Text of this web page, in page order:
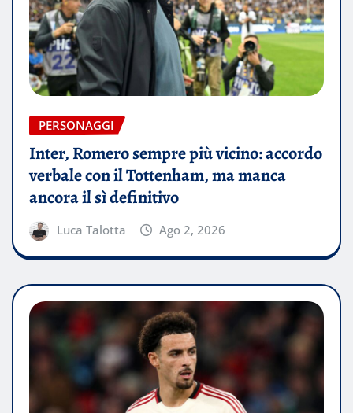
PERSONAGGI
Inter, Romero sempre più vicino: accordo
verbale con il Tottenham, ma manca
ancora il sì definitivo
Luca Talotta Ago 2, 2026